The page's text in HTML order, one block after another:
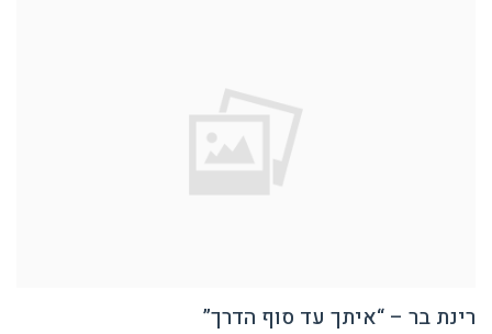
רינת בר – “איתך עד סוף הדרך”